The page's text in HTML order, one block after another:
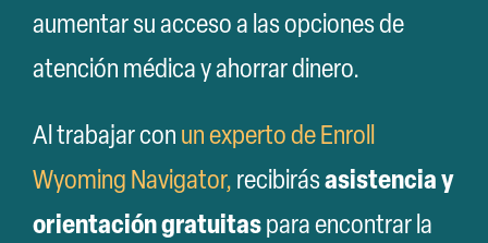
aumentar su acceso a las opciones de
atención médica y ahorrar dinero.
Al trabajar con un experto de Enroll
Wyoming Navigator, recibirásasistencia y
orientación gratuitaspara encontrar la